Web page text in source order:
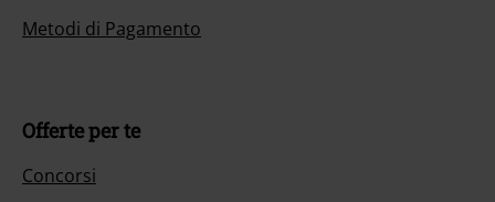
Metodi di Pagamento
Offerte per te
Concorsi